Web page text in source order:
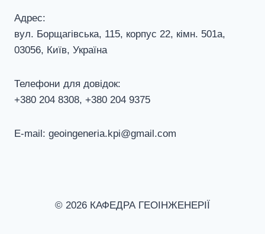
Адрес:
вул. Борщагівська, 115, корпус 22, кiмн. 501а,
03056, Київ, Україна
Телефони для довiдок:
+380 204 8308, +380 204 9375
E-mail: geoingeneria.kpi@gmail.com
© 2026 КАФЕДРА ГЕОІНЖЕНЕРІЇ